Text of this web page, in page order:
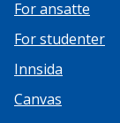
For ansatte
For studenter
Innsida
Canvas